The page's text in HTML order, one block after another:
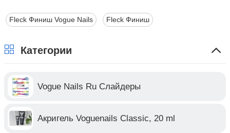
Fleck Финиш Vogue Nails Fleck Финиш
Категории
Vogue Nails Ru Слайдеры
Акригель Voguenails Classic, 20 ml